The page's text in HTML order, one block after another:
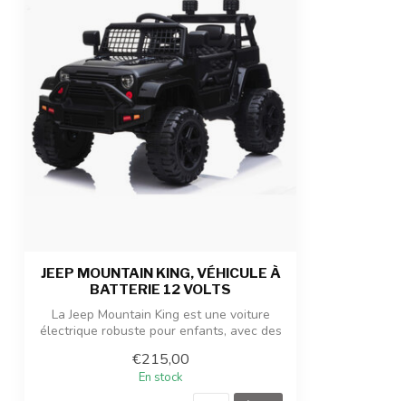
Nombre de places
Admissibilité
Dimensions du produit
Dimensions du colis
Poids du produit/emballage
JEEP MOUNTAIN KING, VÉHICULE À
BATTERIE 12 VOLTS
La Jeep Mountain King est une voiture
électrique robuste pour enfants, avec des
€215,00
En stock